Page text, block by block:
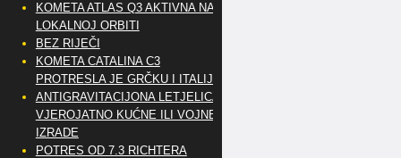
KOMETA ATLAS Q3 AKTIVNA NA
LOKALNOJ ORBITI
BEZ RIJEČI
KOMETA CATALINA C3
PROTRESLA JE GRČKU I ITALIJU
ANTIGRAVITACIJONA LETJELICA
VJEROJATNO KUĆNE ILI VOJNE
IZRADE
POTRES OD 7.3 RICHTERA